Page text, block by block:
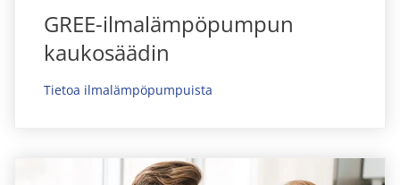
GREE-ilmalämpöpumpun
kaukosäädin
Tietoa ilmalämpöpumpuista